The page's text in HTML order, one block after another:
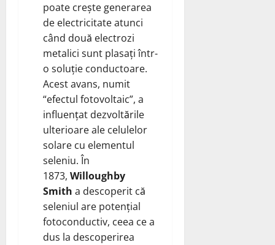
poate crește generarea
de electricitate atunci
când două electrozi
metalici sunt plasați într-
o soluție conductoare.
Acest avans, numit
“efectul fotovoltaic”, a
influențat dezvoltările
ulterioare ale celulelor
solare cu elementul
seleniu. În
1873, Willoughby
Smith a descoperit că
seleniul are potențial
fotoconductiv, ceea ce a
dus la descoperirea